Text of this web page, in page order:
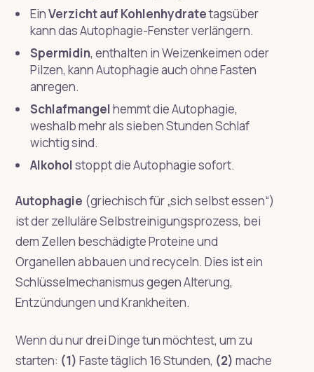
EinVerzicht auf Kohlenhydratetagsüber
kann das Autophagie-Fenster verlängern.
Spermidin, enthalten in Weizenkeimen oder
Pilzen, kann Autophagie auch ohne Fasten
anregen.
Schlafmangelhemmt die Autophagie,
weshalb mehr als sieben Stunden Schlaf
wichtig sind.
Alkoholstoppt die Autophagie sofort.
Autophagie (griechisch für „sich selbst essen“)
ist der zelluläre Selbstreinigungsprozess, bei
dem Zellen beschädigte Proteine und
Organellen abbauen und recyceln. Dies ist ein
Schlüsselmechanismus gegen Alterung,
Entzündungen und Krankheiten.
Wenn du nur drei Dinge tun möchtest, um zu
starten: (1) Faste täglich 16 Stunden, (2) mache